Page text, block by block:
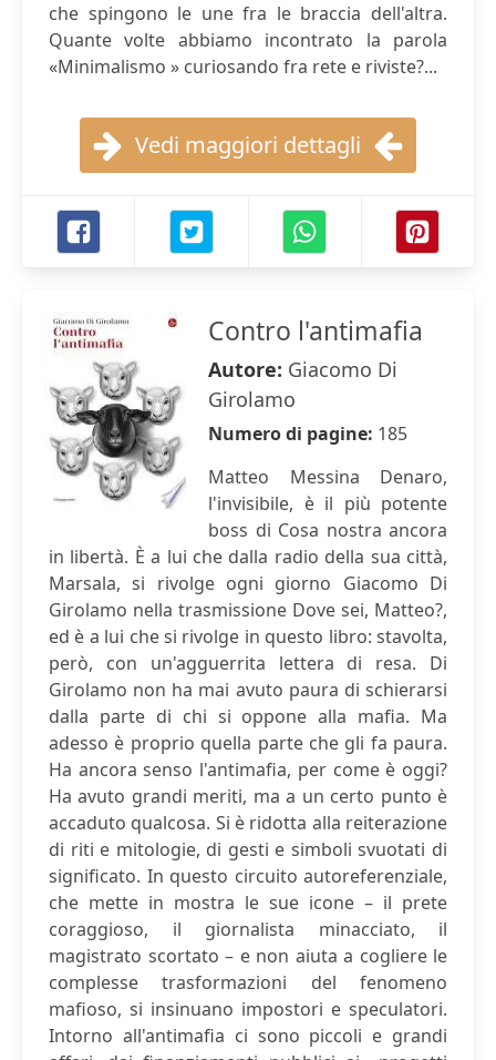
che spingono le une fra le braccia dell'altra.
Quante volte abbiamo incontrato la parola
«Minimalismo » curiosando fra rete e riviste?...
Vedi maggiori dettagli
Contro l'antimafia
Autore: Giacomo Di
Girolamo
Numero di pagine: 185
Matteo Messina Denaro,
l'invisibile, è il più potente
boss di Cosa nostra ancora
in libertà. È a lui che dalla radio della sua città,
Marsala, si rivolge ogni giorno Giacomo Di
Girolamo nella trasmissione Dove sei, Matteo?,
ed è a lui che si rivolge in questo libro: stavolta,
però, con un'agguerrita lettera di resa. Di
Girolamo non ha mai avuto paura di schierarsi
dalla parte di chi si oppone alla mafia. Ma
adesso è proprio quella parte che gli fa paura.
Ha ancora senso l'antimafia, per come è oggi?
Ha avuto grandi meriti, ma a un certo punto è
accaduto qualcosa. Si è ridotta alla reiterazione
di riti e mitologie, di gesti e simboli svuotati di
significato. In questo circuito autoreferenziale,
che mette in mostra le sue icone – il prete
coraggioso, il giornalista minacciato, il
magistrato scortato – e non aiuta a cogliere le
complesse trasformazioni del fenomeno
mafioso, si insinuano impostori e speculatori.
Intorno all'antimafia ci sono piccoli e grandi